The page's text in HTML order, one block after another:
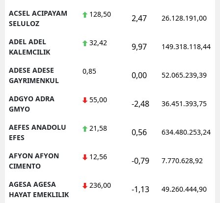
ACSEL ACIPAYAM
SELULOZ
128,50 2,47 26.128.191,00
ADEL ADEL
KALEMCILIK
32,42 9,97 149.318.118,44
ADESE ADESE
GAYRIMENKUL
0,85 0,00 52.065.239,39
ADGYO ADRA
GMYO
55,00 -2,48 36.451.393,75
AEFES ANADOLU
EFES
21,58 0,56 634.480.253,24
AFYON AFYON
CIMENTO
12,56 -0,79 7.770.628,92
AGESA AGESA
HAYAT EMEKLILIK
236,00 -1,13 49.260.444,90